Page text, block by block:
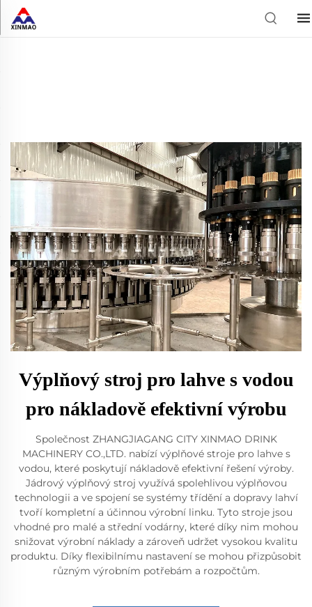
Výplňový stroj pro lahve s vodou
pro nákladově efektivní výrobu
Společnost ZHANGJIAGANG CITY XINMAO DRINK
MACHINERY CO.,LTD. nabízí výplňové stroje pro lahve s
vodou, které poskytují nákladově efektivní řešení výroby.
Jádrový výplňový stroj využívá spolehlivou výplňovou
technologii a ve spojení se systémy třídění a dopravy lahví
tvoří kompletní a účinnou výrobní linku. Tyto stroje jsou
vhodné pro malé a střední vodárny, které díky nim mohou
snižovat výrobní náklady a zároveň udržet vysokou kvalitu
produktu. Díky flexibilnímu nastavení se mohou přizpůsobit
různým výrobním potřebám a rozpočtům.